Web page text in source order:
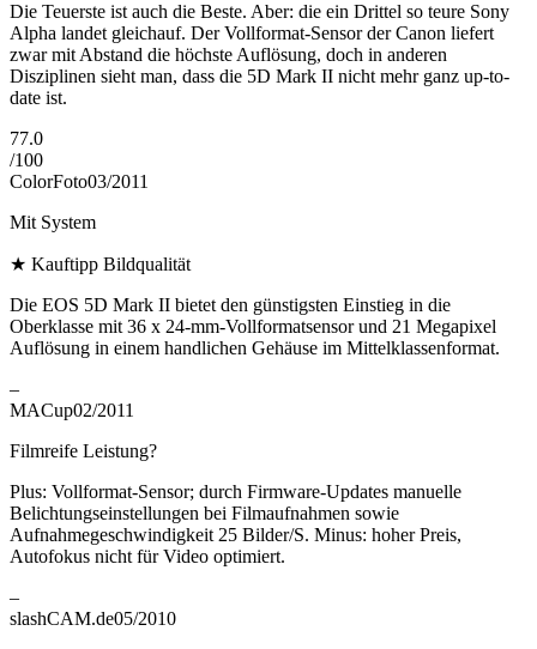
Die Teuerste ist auch die Beste. Aber: die ein Drittel so teure Sony
Alpha landet gleichauf. Der Vollformat-Sensor der Canon liefert
zwar mit Abstand die höchste Auflösung, doch in anderen
Disziplinen sieht man, dass die 5D Mark II nicht mehr ganz up-to-
date ist.
77.0
/100
ColorFoto03/2011
Mit System
★ Kauftipp Bildqualität
Die EOS 5D Mark II bietet den günstigsten Einstieg in die
Oberklasse mit 36 x 24-mm-Vollformatsensor und 21 Megapixel
Auflösung in einem handlichen Gehäuse im Mittelklassenformat.
–
MACup02/2011
Filmreife Leistung?
Plus: Vollformat-Sensor; durch Firmware-Updates manuelle
Belichtungseinstellungen bei Filmaufnahmen sowie
Aufnahmegeschwindigkeit 25 Bilder/S. Minus: hoher Preis,
Autofokus nicht für Video optimiert.
–
slashCAM.de05/2010